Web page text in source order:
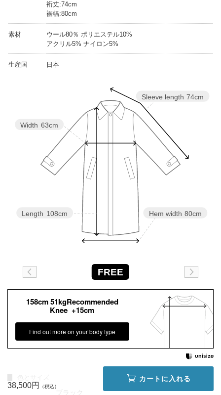
裄丈:74cm
裾幅:80cm
素材
ウール80％ ポリエステル10%
アクリル5% ナイロン5%
生産国 日本
Hem width 80cm
Sleeve length 74cm
Length 108cm
Width 63cm
FREE
158cm 51kgRecommended
Knee +15cm
Find out more on your body type
ブラック
38,500円
カートに入れる